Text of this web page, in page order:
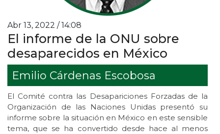
Abr 13, 2022 / 14:08
El informe de la ONU sobre
desaparecidos en México
Emilio Cárdenas Escobosa
El Comité contra las Desapariciones Forzadas de la
Organización de las Naciones Unidas presentó su
informe sobre la situación en México en este sensible
tema, que se ha convertido desde hace al menos